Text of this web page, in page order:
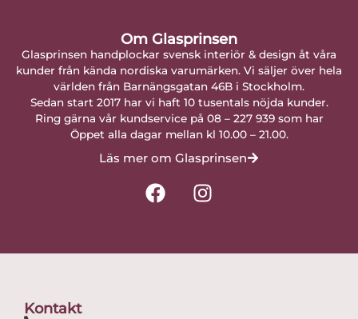
Om Glasprinsen
Glasprinsen handplockar svensk interiör & design åt våra
kunder från kända nordiska varumärken. Vi säljer över hela
världen från Barnängsgatan 46B i Stockholm.
Sedan start 2017 har vi haft 10 tusentals nöjda kunder.
Ring gärna vår kundservice på 08 – 227 939 som har
Öppet alla dagar mellan kl 10.00 – 21.00.
Läs mer om Glasprinsen
F
a
I
n
Kontakt